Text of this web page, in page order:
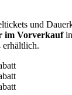
und
im Vorverkauf